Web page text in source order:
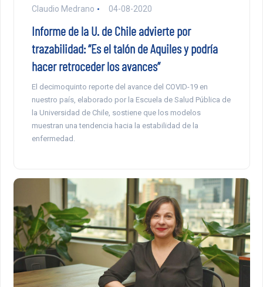
Claudio Medrano 04-08-2020
Informe de la U. de Chile advierte por
trazabilidad: “Es el talón de Aquiles y podría
hacer retroceder los avances”
El decimoquinto reporte del avance del COVID-19 en
nuestro país, elaborado por la Escuela de Salud Pública de
la Universidad de Chile, sostiene que los modelos
muestran una tendencia hacia la estabilidad de la
enfermedad.